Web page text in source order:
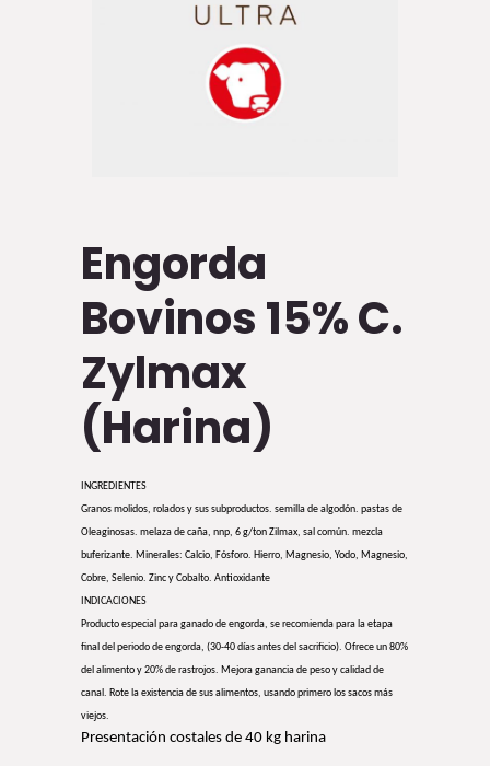
Engorda
Bovinos 15% C.
Zylmax
(Harina)
INGREDIENTES
Granos molidos, rolados y sus subproductos. semilla de algodón. pastas de
Oleaginosas. melaza de caña, nnp, 6 g/ton Zilmax, sal común. mezcla
buferizante. Minerales: Calcio, Fósforo. Hierro, Magnesio, Yodo, Magnesio,
Cobre, Selenio. Zinc y Cobalto. Antioxidante
INDICACIONES
Producto especial para ganado de engorda, se recomienda para la etapa
final del periodo de engorda, (30-40 días antes del sacrificio). Ofrece un 80%
del alimento y 20% de rastrojos. Mejora ganancia de peso y calidad de
canal. Rote la existencia de sus alimentos, usando primero los sacos más
viejos.
Presentación costales de 40 kg harina